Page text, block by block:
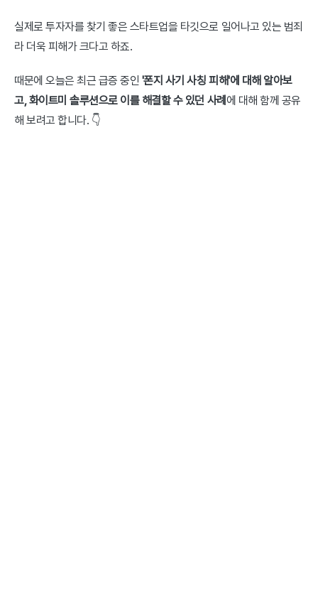
실제로 투자자를 찾기 좋은 스타트업을 타깃으로 일어나고 있는 범죄
라 더욱 피해가 크다고 하죠.
때문에 오늘은 최근 급증 중인 '폰지 사기 사칭 피해'에 대해 알아보
고, 화이트미 솔루션으로 이를 해결할 수 있던 사례 에 대해 함께 공유
해 보려고 합니다. 👇